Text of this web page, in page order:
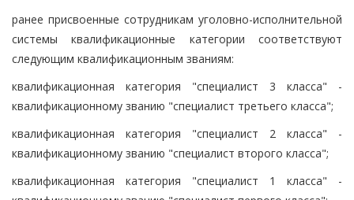
ранее присвоенные сотрудникам уголовно-исполнительной
системы квалификационные категории соответствуют
следующим квалификационным званиям:
квалификационная категория "специалист 3 класса" -
квалификационному званию "специалист третьего класса";
квалификационная категория "специалист 2 класса" -
квалификационному званию "специалист второго класса";
квалификационная категория "специалист 1 класса" -